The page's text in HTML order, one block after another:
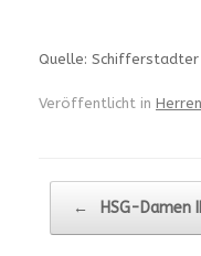
Quelle:
Veröffentlicht in
← HSG-Damen